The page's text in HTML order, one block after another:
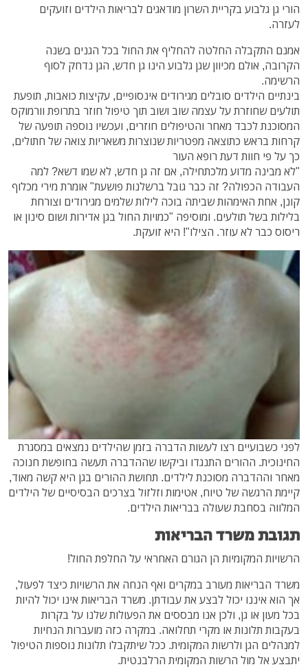
הורי גן גלבוע בקריית השרון מודאגים לבריאות הילדים וזועקים
לעזרה.
אמנם התקבלה החלטה להחליף את החול בכל הגנים בשנה
הקרובה, אולם מכיוון שגן גלבוע הינו גן חדש, הגן נדחק לסוף
הרשימה.
בינתיים הילדים סובלים מגירודים אינסופיים, עקיצות כואבות, תופעת
תולעים שחוזרת על עצמה שוב ושוב תוך טיפול חוזר בתרופת וורמוקס
המסוכנת לכבד מאחר והטיפולים חוזרים, ועכשיו נוספה תופעה של
קרחות בראש כתוצאה מפטריות שנוצרות משאריות צואה של חתולים,
כך על פי חוות דעת רופא העור
"לא מבינה מדוע מלכתחילה, אם זה גן חדש, לא שמו דשא? למה
העבודה הכפולה? זה כבר גובל ברשלנות פושעת" אומרת מירי מכלוף
קונן, אחת האימהות שביתה בוכה לילות שלמים מגירודים וצורחת
בלילות בשל תולעים. ומוסיפה "כמויות החול בגן אדירות ושום סינון או
ריסוס כבר לא עוזר. הצילו"! היא זועקת.
לפני כשבועיים רצו לעשות הדברה בזמן שהילדים נמצאים במסגרת
החינוכית. ההורים התנגדו וביקשו שההדברה תעשה בחופשת חנוכה
מאחר וההדברה מסוכנת לילדים. תחושת ההורים בגן היא קשה מאוד,
קיימת הרגשה של טיוח, אטימות וזלזול בצרכים הבסיסיים של הילדים
המלווה בסחבת שעולה בבריאות הילדים.
תגובת משרד הבריאות
הרשויות המקומיות הן הגורם האחראי על החלפת החול!
משרד הבריאות מעורב במקרים ואף הנחה את הרשויות כיצד לפעול,
אך הוא איננו יכול לבצע את עבודתן. משרד הבריאות אינו יכול להיות
בכל מעון או גן, ולכן אנו מבססים את הפעולות שלנו על בקרות
בעקבות תלונות או מקרי תחלואה. במקרה כזה מועברות הנחיות
למנהלים הגן ולרשות המקומית. ככל שיתקבלו תלונות נוספות הטיפול
יתבצע אל מול הרשות המקומית הרלבנטית.